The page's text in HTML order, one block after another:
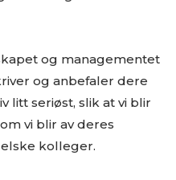
inn blant platene vi skriver
av kategoriene vi fokuserer
du og vi å kaste bort tid.
oss en epost på
og managementet
og anbefaler dere
litt seriøst, slik at vi blir
vi blir av deres
kolleger.